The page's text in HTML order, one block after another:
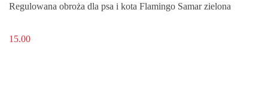
Regulowana obroża dla psa i kota Flamingo Samar zielona
15.00